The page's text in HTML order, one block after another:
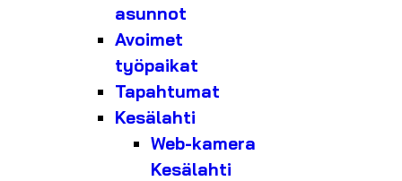
asunnot
Avoimet
työpaikat
Tapahtumat
Kesälahti
Web-kamera
Kesälahti